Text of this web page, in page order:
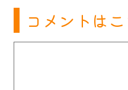
コメントは